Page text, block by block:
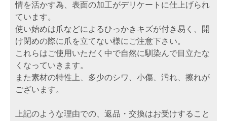
情を活かす為、表面の加工がデリケートに仕上げられ
ています。
使い始めは爪などによるひっかきキズが付き易く、開
け閉めの際に爪を立てない様にご注意下さい。
これらはご使用いただく中で自然に馴染んで目立たな
くなっていきます。
また素材の特性上、多少のシワ、小傷、汚れ、擦れが
ございます。
上記のような理由での、返品・交換はお受けすること